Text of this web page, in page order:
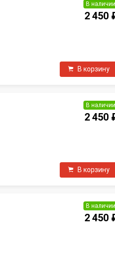
В наличии
2 450
В корзину
В наличии
2 450
В корзину
В наличии
2 450